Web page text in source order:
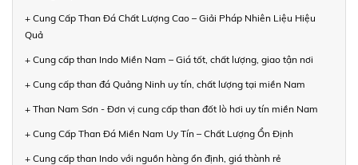
+ Cung Cấp Than Đá Chất Lượng Cao – Giải Pháp Nhiên Liệu Hiệu
Quả
+ Cung cấp than Indo Miền Nam – Giá tốt, chất lượng, giao tận nơi
+ Cung cấp than đá Quảng Ninh uy tín, chất lượng tại miền Nam
+ Than Nam Sơn - Đơn vị cung cấp than đốt lò hơi uy tín miền Nam
+ Cung Cấp Than Đá Miền Nam Uy Tín – Chất Lượng Ổn Định
+ Cung cấp than Indo với nguồn hàng ổn định, giá thành rẻ